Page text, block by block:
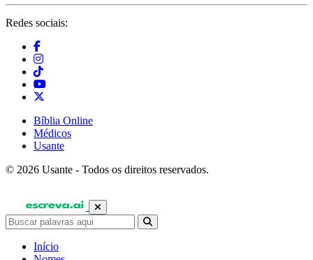
Redes sociais:
Bíblia Online
Médicos
Usante
© 2026 Usante - Todos os direitos reservados.
Início